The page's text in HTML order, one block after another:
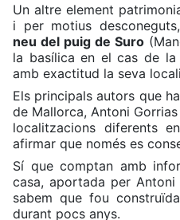
Un altre element
i per motius
neu del puig de Suro
la basílica en el cas de la
amb exactitud la seva
Els principals autors que
de Mallorca, Antoni
localitzacions diferents
afirmar que només es
Sí que comptan amb
casa, aportada per
sabem que fou
durant pocs anys.